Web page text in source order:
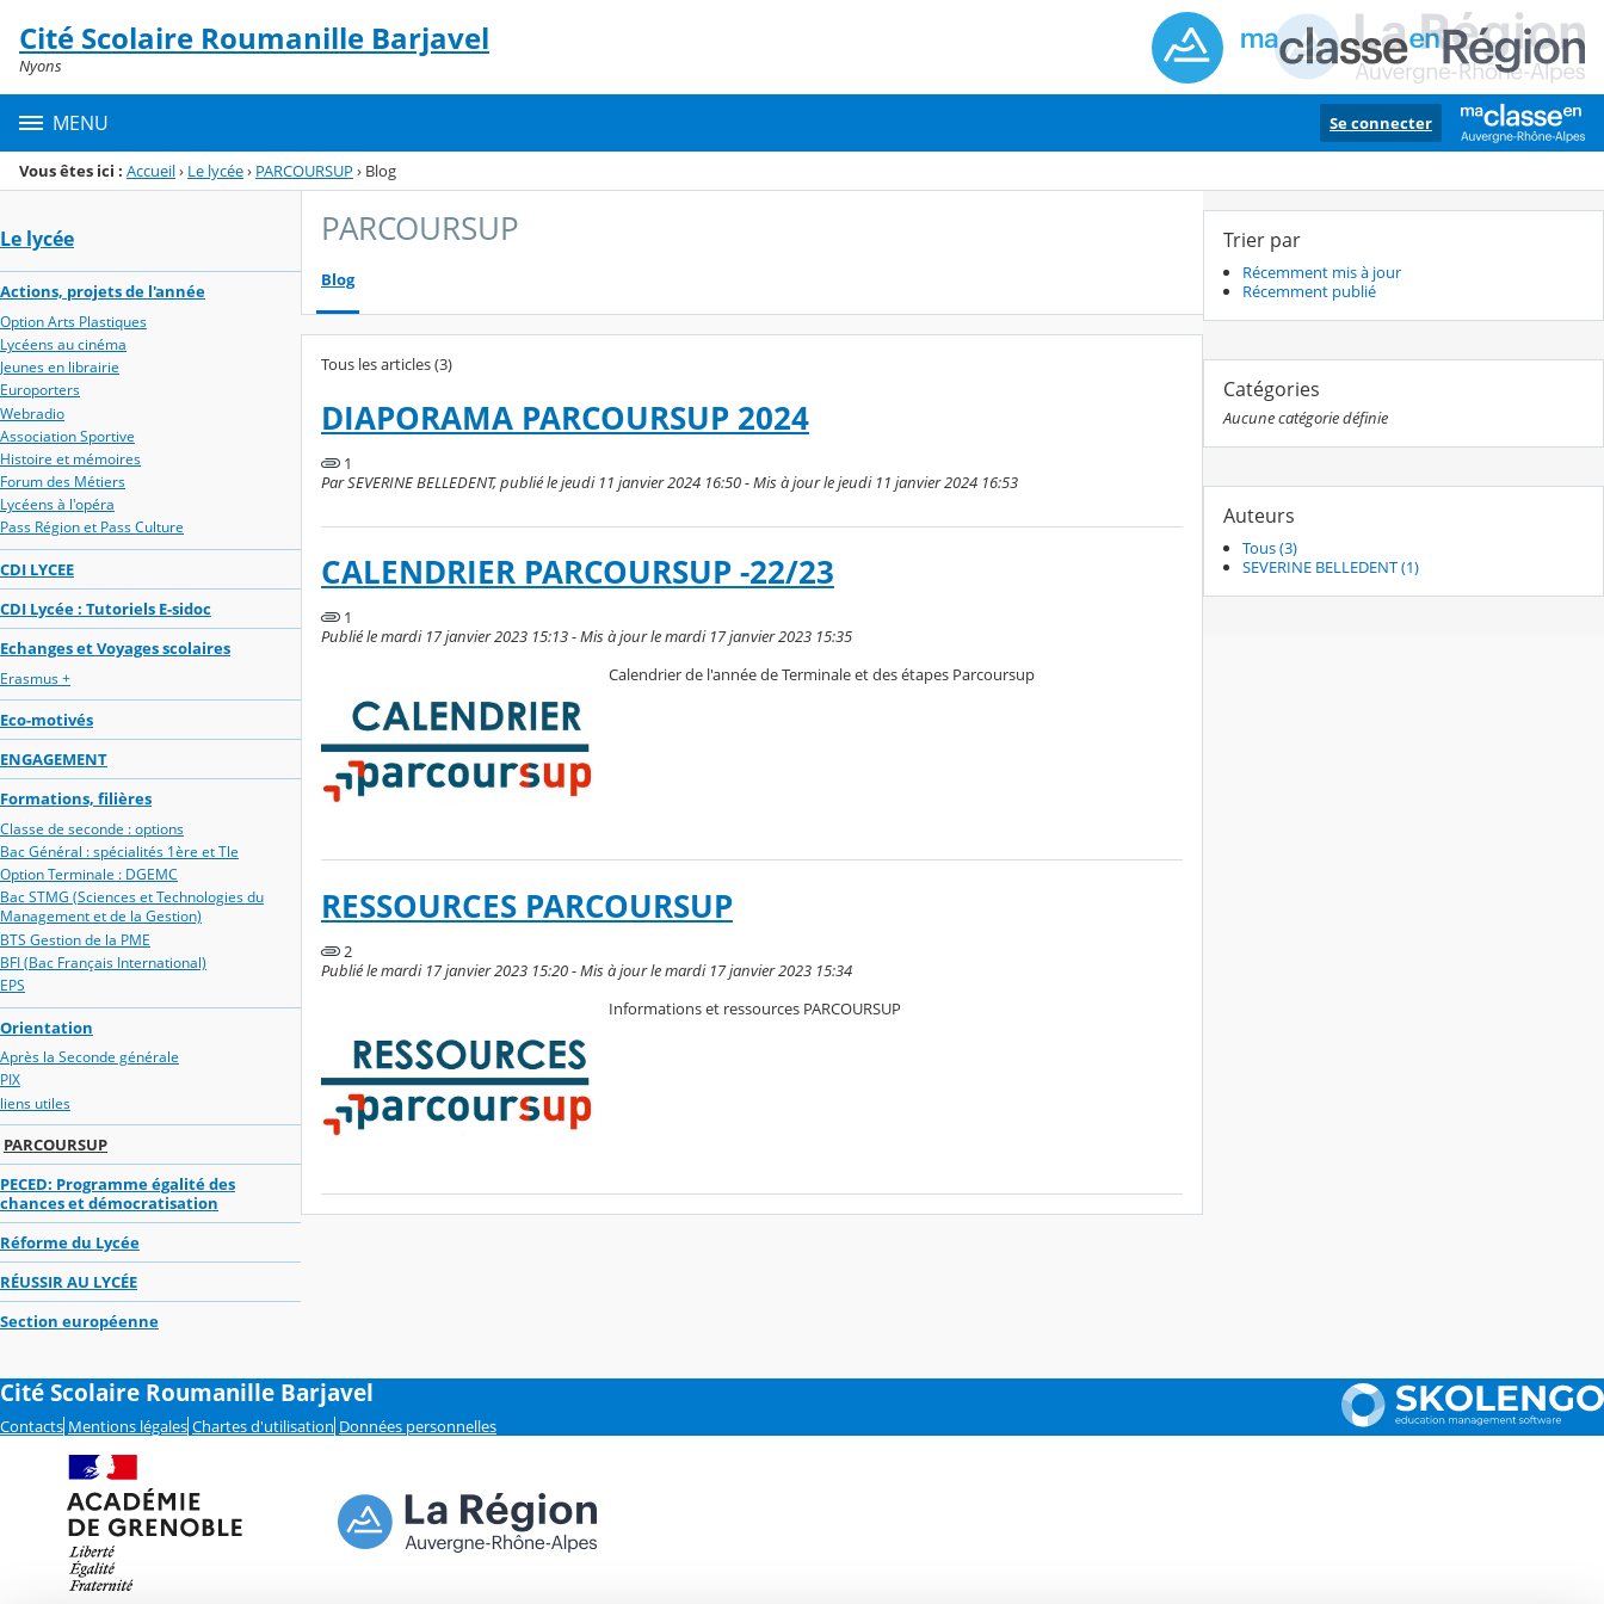
Menu de la rubrique
Contenu
Cité Scolaire Roumanille Barjavel
Nyons
MENU Se connecter
Vous êtes ici : Accueil› Le lycée› PARCOURSUP › Blog
Le lycée
Actions, projets de l'année
Option Arts Plastiques
Lycéens au cinéma
Jeunes en librairie
Europorters
Webradio
Association Sportive
Histoire et mémoires
Forum des Métiers
Lycéens à l'opéra
Pass Région et Pass Culture
CDI LYCEE
CDI Lycée : Tutoriels E-sidoc
Echanges et Voyages scolaires
Erasmus +
Eco-motivés
ENGAGEMENT
Formations, filières
Classe de seconde : options
Bac Général : spécialités 1ère et Tle
Option Terminale : DGEMC
Bac STMG (Sciences et Technologies du
Management et de la Gestion)
BTS Gestion de la PME
BFI (Bac Français International)
EPS
Orientation
Après la Seconde générale
PIX
liens utiles
PARCOURSUP
PECED: Programme égalité des
chances et démocratisation
Réforme du Lycée
RÉUSSIR AU LYCÉE
Section européenne
PARCOURSUP
Blog
Tous les articles (3)
DIAPORAMA PARCOURSUP 2024
1
Par SEVERINE BELLEDENT, publié le jeudi 11 janvier 2024 16:50 - Mis à jour le jeudi 11 janvier 2024 16:53
CALENDRIER PARCOURSUP -22/23
1
Publié le mardi 17 janvier 2023 15:13 - Mis à jour le mardi 17 janvier 2023 15:35
Calendrier de l'année de Terminale et des étapes Parcoursup
RESSOURCES PARCOURSUP
2
Publié le mardi 17 janvier 2023 15:20 - Mis à jour le mardi 17 janvier 2023 15:34
Informations et ressources PARCOURSUP
Trier par
Récemment mis à jour
Récemment publié
Catégories
Aucune catégorie définie
Auteurs
Tous (3)
SEVERINE BELLEDENT (1)
Cité Scolaire Roumanille Barjavel
Contacts Mentions légales Chartes d'utilisation Données personnelles